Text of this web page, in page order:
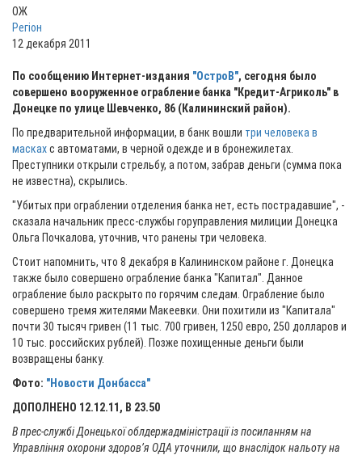
ОЖ
Регіон
12 декабря 2011
По сообщению Интернет-издания "ОстроВ", сегодня было
совершено вооруженное ограбление банка "Кредит-Агриколь" в
Донецке по улице Шевченко, 86 (Калининский район).
По предварительной информации, в банк вошли три человека в
маскахс автоматами, в черной одежде и в бронежилетах.
Преступники открыли стрельбу, а потом, забрав деньги (сумма пока
не известна), скрылись.
"Убитых при ограблении отделения банка нет, есть пострадавшие", -
сказала начальник пресс-службы горуправления милиции Донецка
Ольга Почкалова, уточнив, что ранены три человека.
Стоит напомнить, что 8 декабря в Калининском районе г. Донецка
также было совершено ограбление банка "Капитал". Данное
ограбление было раскрыто по горячим следам. Ограбление было
совершено тремя жителями Макеевки. Они похитили из "Капитала"
почти 30 тысяч гривен (11 тыс. 700 гривен, 1250 евро, 250 долларов и
10 тыс. российских рублей). Позже похищенные деньги были
возвращены банку.
Фото: "Новости Донбасса"
ДОПОЛНЕНО 12.12.11, В 23.50
В прес-службі Донецької облдержадміністрації із посиланням на
Управління охорони здоров’я ОДА уточнили, що внаслідок нальоту на